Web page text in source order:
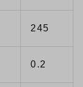
245
0.2